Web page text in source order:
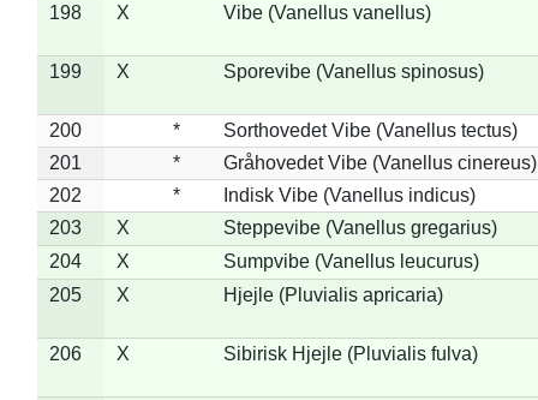
198 X Vibe (Vanellus vanellus)
199 X Sporevibe (Vanellus spinosus)
200 *
Sorthovedet Vibe (Vanellus tectus)
201
*
Gråhovedet Vibe (Vanellus cinereus)
202
*
Indisk Vibe (Vanellus indicus)
203
X
Steppevibe (Vanellus gregarius)
204
X
Sumpvibe (Vanellus leucurus)
205
X Hjejle (Pluvialis apricaria)
206 X Sibirisk Hjejle (Pluvialis fulva)